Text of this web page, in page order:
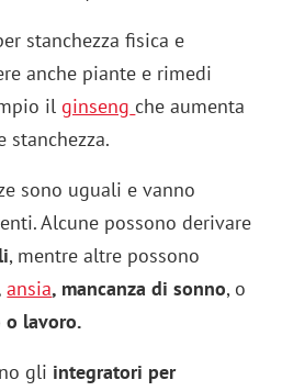
stanchezza fisica e
anche piante e rimedi
ilginseng che aumenta
stanchezza.
sono uguali e vanno
Alcune possono derivare
, mentre altre possono
ansia, mancanza di sonno, o
o lavoro.
gli integratori per